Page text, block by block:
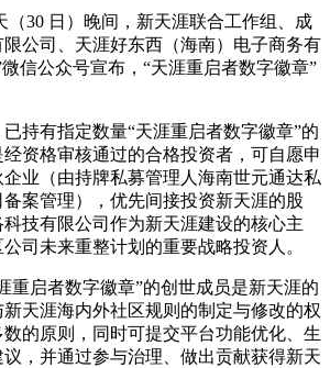
（30 日）晚间，新天涯联合工作组、成
公司、天涯好东西（海南）电子商务有
信公众号宣布，“天涯重启者数字徽章”
持有指定数量“天涯重启者数字徽章”的
资格审核通过的合格投资者，可自愿申
业（由持牌私募管理人海南世元通达私
案管理），优先间接投资新天涯的股
技有限公司作为新天涯建设的核心主
司未来重整计划的重要战略投资人。
重启者数字徽章”的创世成员是新天涯的
天涯海内外社区规则的制定与修改的权
的原则，同时可提交平台功能优化、生
，并通过参与治理、做出贡献获得新天